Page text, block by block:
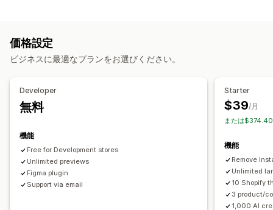
ブログ よくある質問
お問い合わせページ
About us (会社概要) ページ
採用情報ページ
リンクインバイオページ
レビューページ
ページ管理
編集ツール
要素 テンプレート
ページの下書き
ページバージョン
翻訳
価格設定
ビジネスに最適なプランをお選びください。
Developer
無料
機能
Free for Development stores
Unlimited previews
Figma plugin
Support via email
Starter
$39/月
または
機能
Remove
Unlimited
10 Shopify
3 product/
1,000 AI